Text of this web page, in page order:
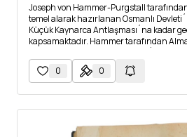
Joseph von Hammer-Purgstall
temel alarak hazırlanan Osmanlı
Küçük Kaynarca Antlaşması´na kadar
kapsamaktadır. Hammer tarafından
0
0